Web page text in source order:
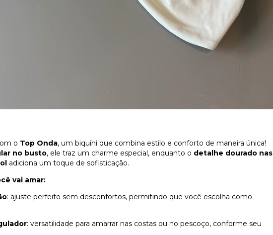
o Top Onda, um biquíni que combina estilo e conforto de maneira única!
no busto, ele traz um charme especial, enquanto o detalhe dourado nas
adiciona um toque de sofisticação.
vai amar:
: ajuste perfeito sem desconfortos, permitindo que você escolha como
: versatilidade para amarrar nas costas ou no pescoço, conforme seu